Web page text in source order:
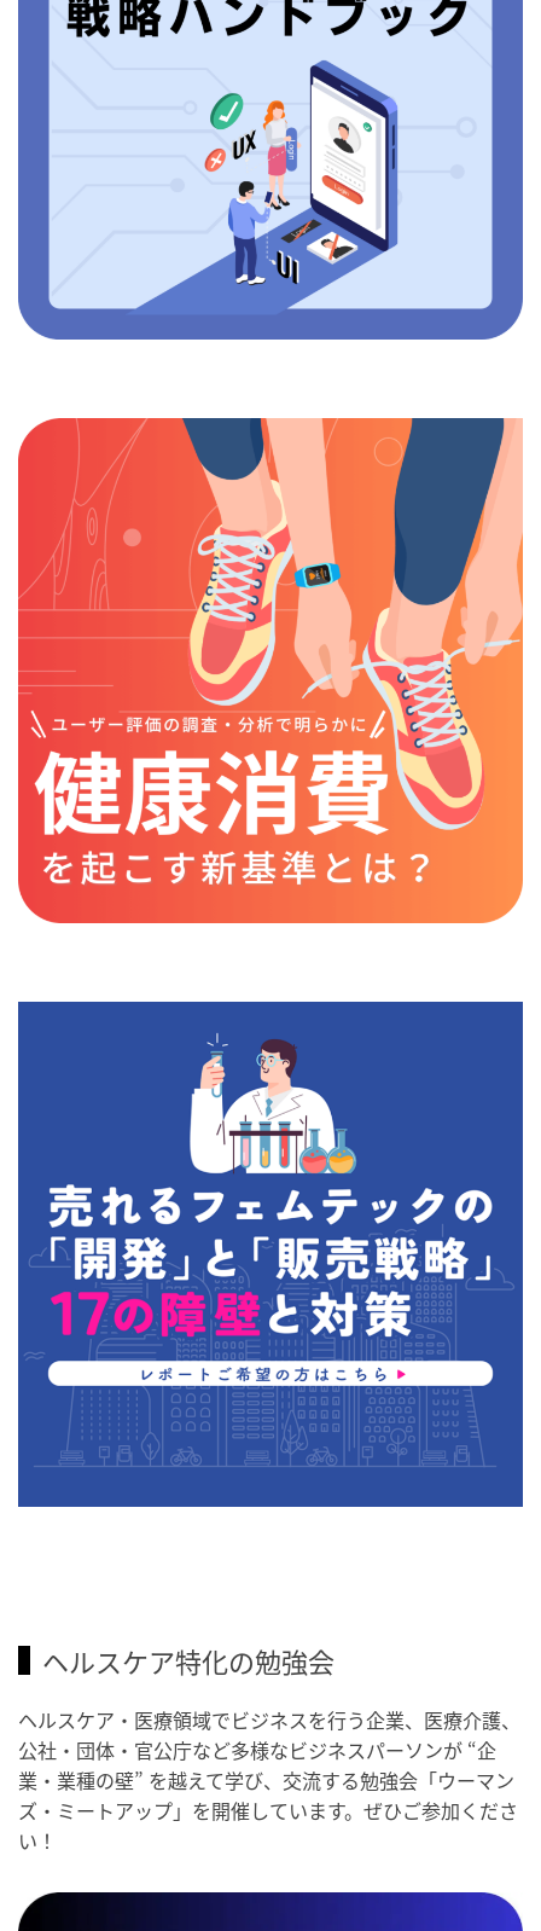
ヘルスケア特化の勉強会
ヘルスケア・医療領域でビジネスを行う企業、医療介護、
公社・団体・官公庁など多様なビジネスパーソンが “企
業・業種の壁” を越えて学び、交流する勉強会「ウーマン
ズ・ミートアップ」を開催しています。ぜひご参加くださ
い！